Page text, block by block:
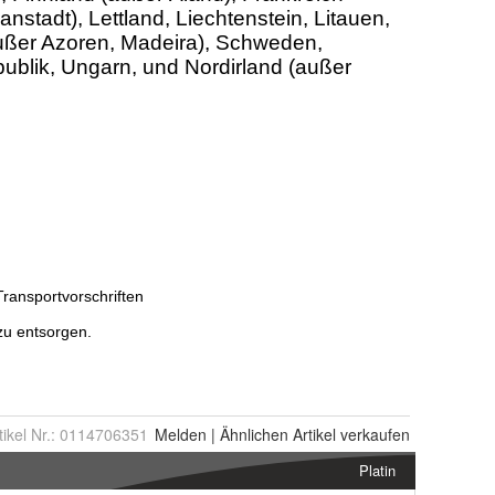
Nr.: 0114706351 Melden | Ähnlichen Artikel verkaufen
Platin